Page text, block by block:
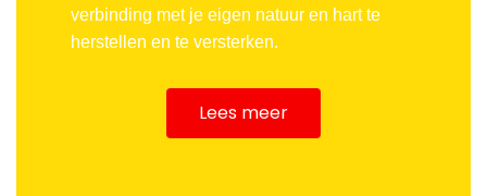
verbinding met je eigen natuur en hart te
herstellen en te versterken.
Lees meer